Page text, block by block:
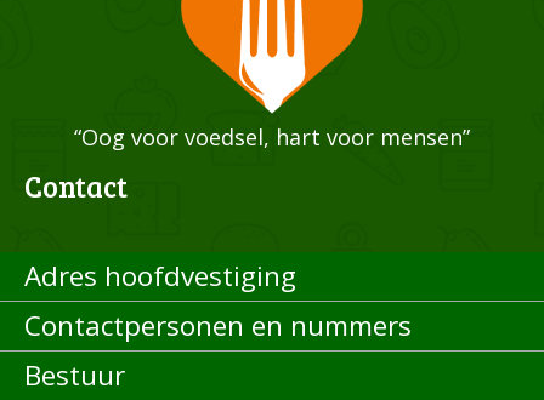
“Oog voor voedsel, hart voor mensen”
Contact
Adres hoofdvestiging
Contactpersonen en nummers
Bestuur